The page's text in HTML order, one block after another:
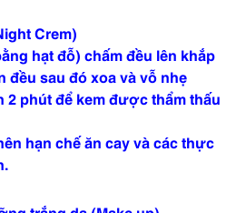
Crem)
hạt đỗ) chấm đều lên khắp
đều sau đó xoa và vỗ nhẹ
2 phút để kem được thẩm thấu
hạn chế ăn cay và các thực